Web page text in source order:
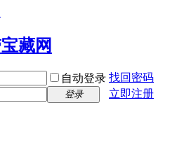
自动登录 找回密码
登录
立即注册